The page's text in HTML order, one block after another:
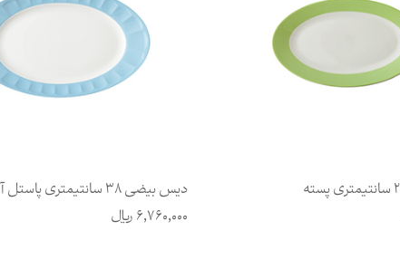
دیس بیضی 38 سانتیمتری پاستل آبی
6,760,000ریال